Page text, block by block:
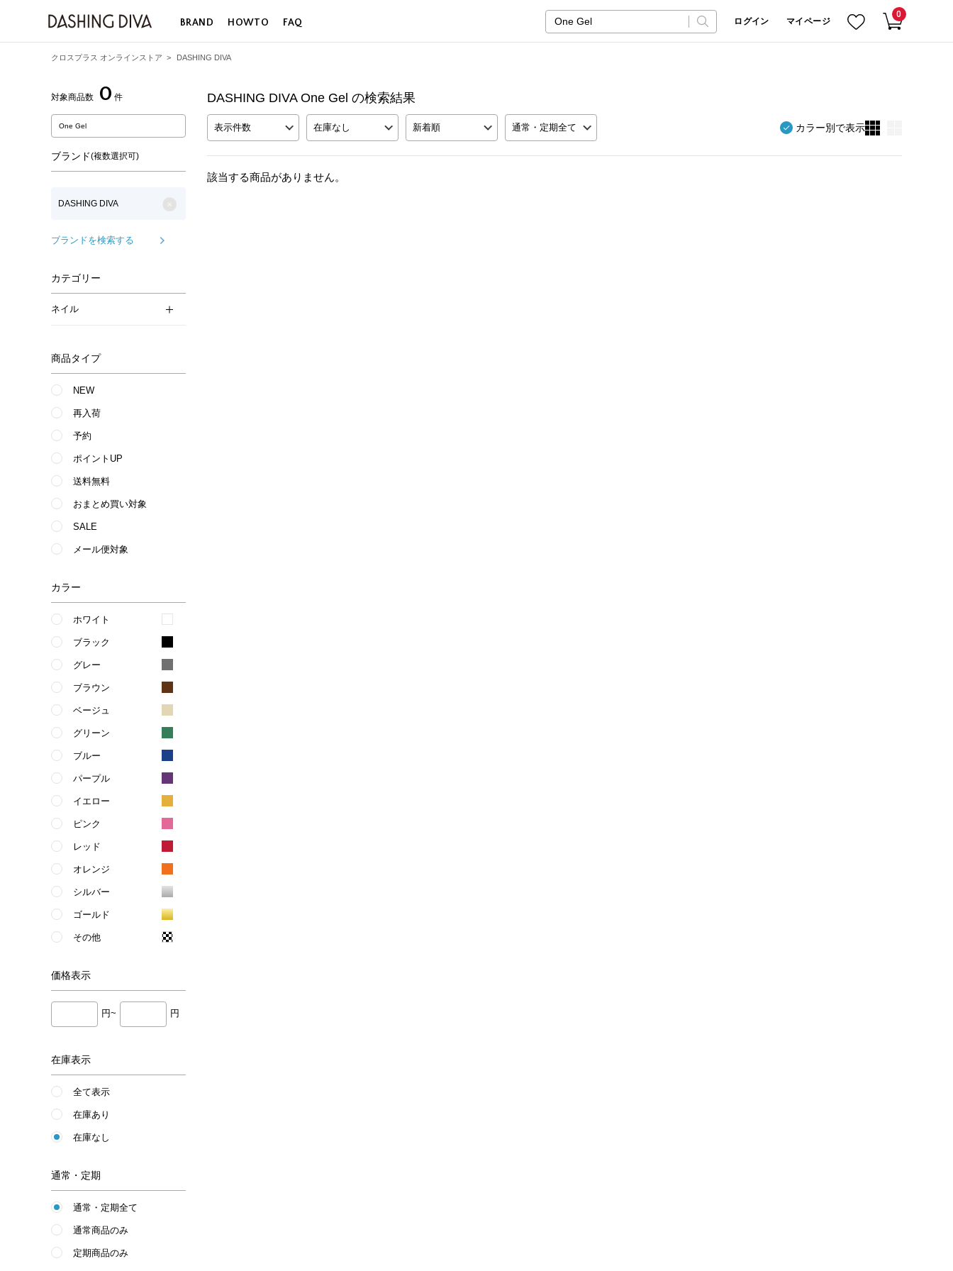
BRAND HOWTO FAQ ログイン マイページ
0
クロスプラス オンラインストア > DASHING DIVA
対象商品数 0 件 DASHING DIVA One Gel の検索結果
ブランド(複数選択可)
DASHING DIVA
ブランドを検索する
カテゴリー
ネイル
商品タイプ
NEW
再入荷
予約
ポイントUP
送料無料
おまとめ買い対象
SALE
メール便対象
カラー
ホワイト
ブラック
グレー
ブラウン
ベージュ
グリーン
ブルー
パープル
イエロー
ピンク
レッド
オレンジ
シルバー
ゴールド
その他
価格表示
円~ 円
在庫表示
全て表示
在庫あり
在庫なし
通常・定期
通常・定期全て
通常商品のみ
定期商品のみ
表示件数 在庫なし 新着順 通常・定期全て カラー別で表示
該当する商品がありません。